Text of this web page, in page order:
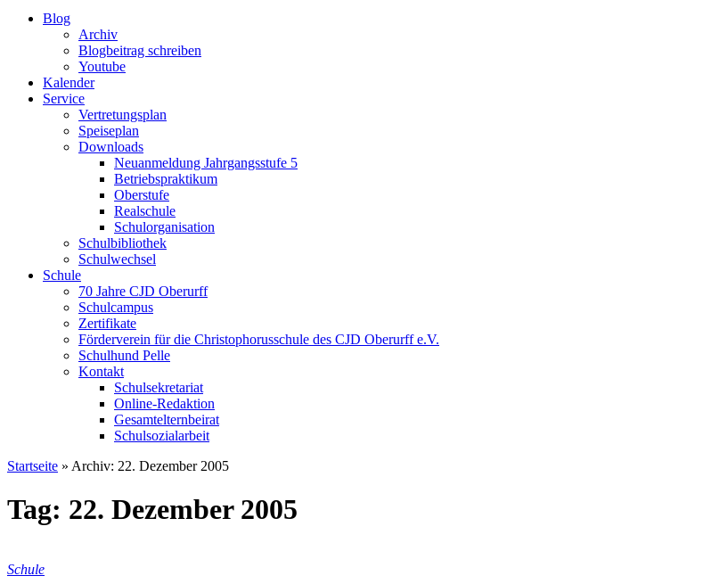
Blog
Archiv
Blogbeitrag schreiben
Youtube
Kalender
Service
Vertretungsplan
Speiseplan
Downloads
Neuanmeldung Jahrgangsstufe 5
Betriebspraktikum
Oberstufe
Realschule
Schulorganisation
Schulbibliothek
Schulwechsel
Schule
70 Jahre CJD Oberurff
Schulcampus
Zertifikate
Förderverein für die Christophorusschule des CJD Oberurff e.V.
Schulhund Pelle
Kontakt
Schulsekretariat
Online-Redaktion
Gesamtelternbeirat
Schulsozialarbeit
Startseite » Archiv: 22. Dezember 2005
Tag: 22. Dezember 2005
Schule